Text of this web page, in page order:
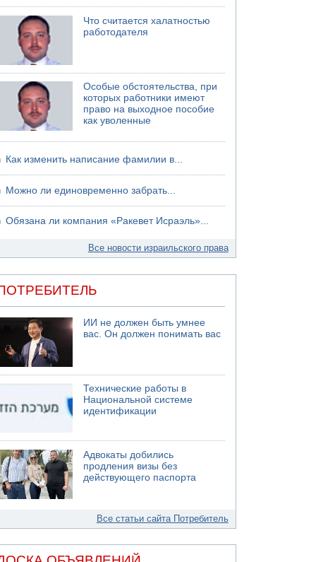
Что считается халатностью
работодателя
Особые обстоятельства, при
которых работники имеют
право на выходное пособие
как уволенные
Как изменить написание фамилии в...
Можно ли единовременно забрать...
Обязана ли компания «Ракевет Исраэль»...
Все новости израильского права
ИИ не должен быть умнее
вас. Он должен понимать вас
Технические работы в
Национальной системе
идентификации
Адвокаты добились
продления визы без
действующего паспорта
Все статьи сайта Потребитель